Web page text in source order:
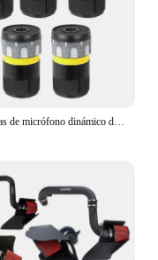
Cápsulas de micrófono dinámico de 5 piezas, núcleo de repuesto para micrófono con cable BETA58 2 SLX4